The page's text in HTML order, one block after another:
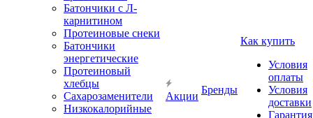
Батончики с Л-
карнитином
Протеиновые снеки
Батончики
энергетические
Протеиновый
хлебцы
Сахарозаменители
Низкокалорийные
Акции
Бренды
Как купить
Условия
оплаты
Условия
доставки
Гарантия